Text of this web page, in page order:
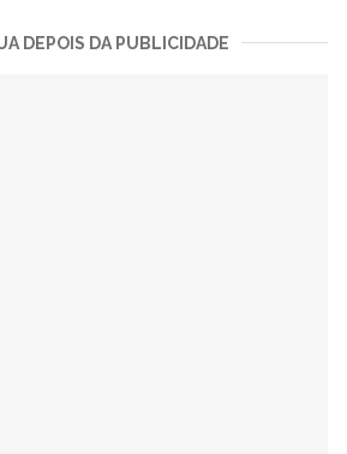
DEPOIS DA PUBLICIDADE